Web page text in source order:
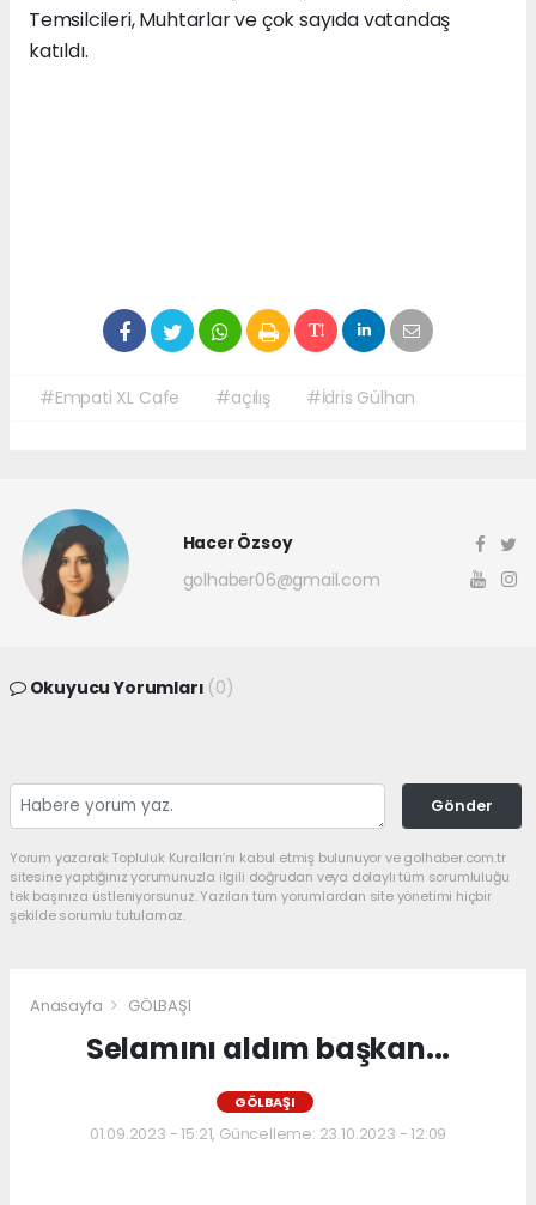
Temsilcileri, Muhtarlar ve çok sayıda vatandaş
katıldı.
#Empati XL Cafe #açılış #İdris Gülhan
Hacer Özsoy
golhaber06@gmail.com
Okuyucu Yorumları (0)
Gönder
Yorum yazarak Topluluk Kuralları’nı kabul etmiş bulunuyor ve golhaber.com.tr
sitesine yaptığınız yorumunuzla ilgili doğrudan veya dolaylı tüm sorumluluğu
tek başınıza üstleniyorsunuz. Yazılan tüm yorumlardan site yönetimi hiçbir
şekilde sorumlu tutulamaz.
Anasayfa GÖLBAŞI
Selamını aldım başkan...
GÖLBAŞI
01.09.2023 - 15:21, Güncelleme: 23.10.2023 - 12:09